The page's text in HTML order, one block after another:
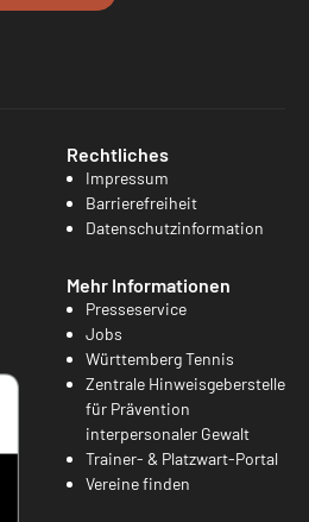
Rechtliches
Impressum
Barrierefreiheit
Datenschutzinformation
Mehr Informationen
Presseservice
Jobs
Württemberg Tennis
Zentrale Hinweisgeberstelle
für Prävention
interpersonaler Gewalt
Trainer- & Platzwart-Portal
Vereine finden